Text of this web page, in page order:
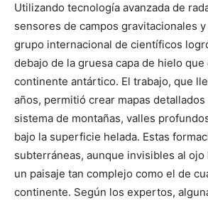
Utilizando tecnología avanzada de
sensores de campos gravitacionales
grupo internacional de científicos
debajo de la gruesa capa de hielo que
continente antártico. El trabajo, que
años, permitió crear mapas detallados
sistema de montañas, valles
bajo la superficie helada. Estas
subterráneas, aunque invisibles al ojo
un paisaje tan complejo como el de
continente. Según los expertos,